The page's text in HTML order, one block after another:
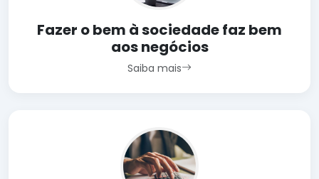
Fazer o bem à sociedade faz bem
aos negócios
Saiba mais